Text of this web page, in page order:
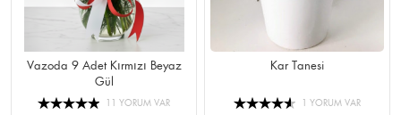
Vazoda 9 Adet Kırmızı Beyaz
Gül
11 YORUM VAR
Kar Tanesi
1 YORUM VAR